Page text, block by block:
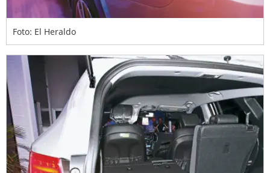
Foto: El Heraldo